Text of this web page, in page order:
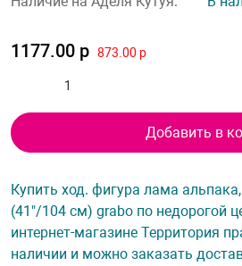
1177.00 р 873.00 р
Добавить в
Купить ход. фигура лама
(41"/104 см) grabo по недорогой
интернет-магазине Территория
наличии и можно заказать